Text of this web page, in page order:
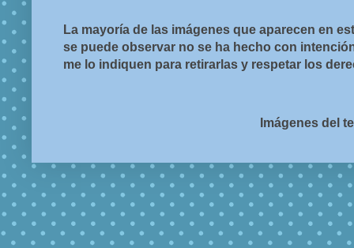
La mayoría de las imágenes que aparecen en
se puede observar no se ha hecho con
me lo indiquen para retirarlas y respetar los
Imágenes del